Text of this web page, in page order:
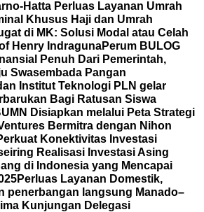
Hatta Perluas Layanan Umrah
Khusus Haji dan Umrah
di MK: Solusi Modal atau Celah
Henry IndragunaPerum BULOG
Penuh Dari Pemerintah,
Swasembada Pangan
Institut Teknologi PLN gelar
Bagi Ratusan Siswa
Disiapkan melalui Peta Strategi
Bermitra dengan Nihon
Konektivitas Investasi
Realisasi Investasi Asing
di Indonesia yang Mencapai
Perluas Layanan Domestik,
penerbangan langsung Manado–
Kunjungan Delegasi